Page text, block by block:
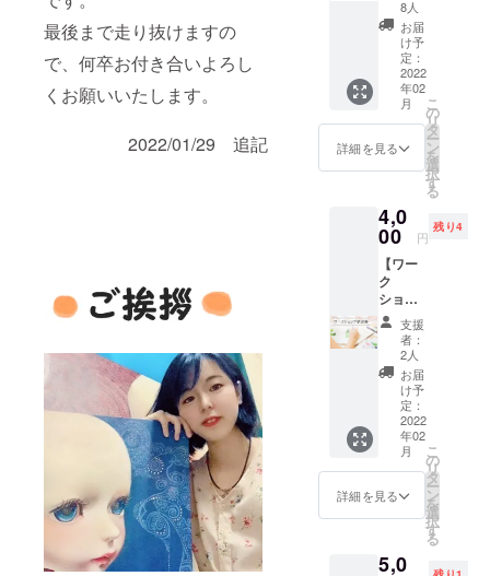
最後まで走り抜けますの
で、何卒お付き合いよろし
くお願いいたします。
2022/01/29 追記
・サン
クス
カード
メン
バー手
書きの
サンク
スカー
ドと、
豪華作
ポスト
カード2
枚。 ※
ポスト
カード
は全3枚
のうち
お好き
なもの
を2枚お
選びい
ただけ
ます。
下記か
らお選
びくだ
さい。
も大丈
8人
お届
け予
定：
2022
年02
月
詳細を見る
こ
の
リ
タ
ー
ン
を
選
択
す
る
4,0
00 円
残り4
【ワー
ク
ショッ
プ参加
券ペア2
回分】
・サン
クスレ
ター 当
団体主
催で行
われる
ワーク
ショッ
プ参加
券2回分
け！！
支援
者：
2人
お届
け予
定：
2022
年02
月
詳細を見る
こ
の
リ
タ
ー
ン
を
選
択
す
る
5,0